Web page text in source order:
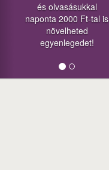
és olvasásukkal
naponta 2000 Ft-tal is
növelheted
egyenlegedet!